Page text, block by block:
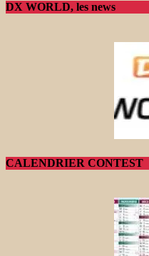
DX WORLD, les news
CALENDRIER CONTEST